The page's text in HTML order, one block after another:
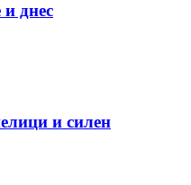
днес
и силен